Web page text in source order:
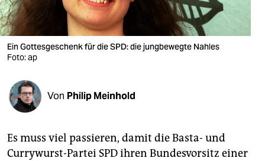
wahrheit
verlag
verlag
veranstaltungen
shop
unterstützen
Ein Gottesgeschenk für die SPD: die jungbewegte Nahles
Foto: ap
Von Philip Meinhold
Es muss viel passieren, damit die Basta- und
Currywurst-Partei SPD ihren Bundesvorsitz einer